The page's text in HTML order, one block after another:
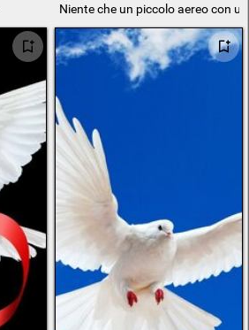
Niente che un piccolo aereo con